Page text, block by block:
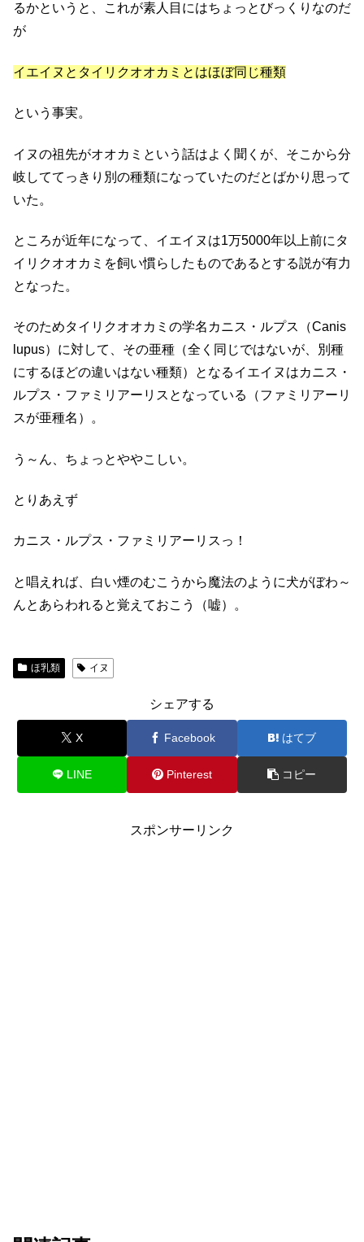
るかというと、これが素人目にはちょっとびっくりなのだ
が
イエイヌとタイリクオオカミとはほぼ同じ種類
という事実。
イヌの祖先がオオカミという話はよく聞くが、そこから分
岐しててっきり別の種類になっていたのだとばかり思って
いた。
ところが近年になって、イエイヌは1万5000年以上前にタ
イリクオオカミを飼い慣らしたものであるとする説が有力
となった。
そのためタイリクオオカミの学名カニス・ルプス（Canis
lupus）に対して、その亜種（全く同じではないが、別種
にするほどの違いはない種類）となるイエイヌはカニス・
ルプス・ファミリアーリスとなっている（ファミリアーリ
スが亜種名）。
う～ん、ちょっとややこしい。
とりあえず
カニス・ルプス・ファミリアーリスっ！
と唱えれば、白い煙のむこうから魔法のように犬がぼわ～
んとあらわれると覚えておこう（嘘）。
ほ乳類 イヌ
シェアする
X Facebook はてブ
LINE Pinterest コピー
スポンサーリンク